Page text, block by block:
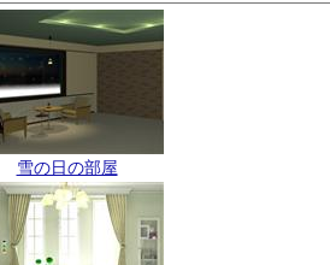
雪の日の部屋